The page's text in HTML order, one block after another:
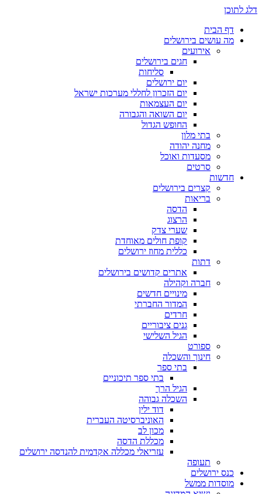
דלג לתוכן
דף הבית
מה עושים בירושלים
אירועים
חגים בירושלים
סליחות
יום ירושלים
יום הזכרון לחללי מערכות ישראל
יום העצמאות
יום השואה והגבורה
החופש הגדול
בתי מלון
מחנה יהודה
מסעדות ואוכל
סרטים
חדשות
קצרים בירושלים
בריאות
הדסה
הרצוג
שערי צדק
קופת חולים מאוחדת
כללית מחוז ירושלים
דתות
אתרים קדושים בירושלים
חברה וקהילה
מינויים חדשים
המדור החברתי
חרדים
גנים ציבוריים
הגיל השלישי
ספורט
חינוך והשכלה
בתי ספר
בתי ספר תיכוניים
הגיל הרך
השכלה גבוהה
דוד ילין
האוניברסיטה העברית
מכון לב
מכללת הדסה
עזריאלי מכללה אקדמית להנדסה ירושלים
תעופה
כנס ירושלים
מוסדות ממשל